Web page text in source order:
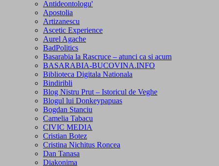
Antideontologu'
Apostolia
Artizanescu
Ascetic Experience
Aurel Agache
BadPolitics
Basarabia la Rascruce – atunci ca si acum
BASARABIA-BUCOVINA.INFO
Biblioteca Digitala Nationala
Bindiribli
Blog Nistru Prut – Istoricul de Veghe
Blogul lui Donkeypapuas
Bogdan Stanciu
Camelia Tabacu
CIVIC MEDIA
Cristian Botez
Cristina Nichitus Roncea
Dan Tanasa
Diakonima